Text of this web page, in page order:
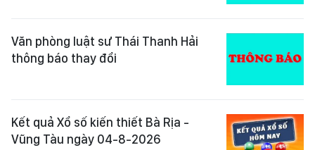
Văn phòng luật sư Thái Thanh Hải
thông báo thay đổi
Kết quả Xổ số kiến thiết Bà Rịa -
Vũng Tàu ngày 04-8-2026